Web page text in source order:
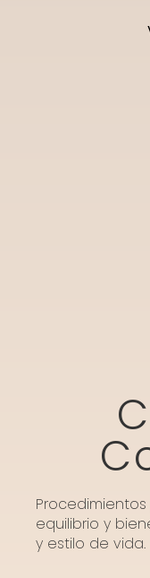
equilibrio y
y estilo de vida.